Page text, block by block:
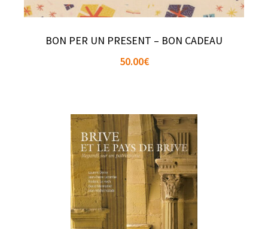
BON PER UN PRESENT – BON CADEAU
50.00€